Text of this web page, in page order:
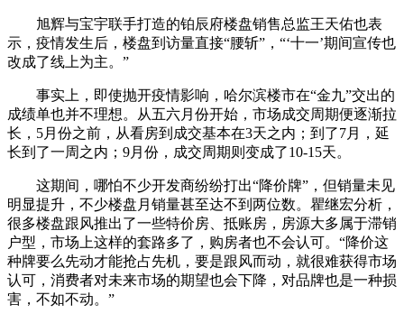
旭辉与宝宇联手打造的铂辰府楼盘销售总监王天佑也表
示，疫情发生后，楼盘到访量直接“腰斩”，“‘十一’期间宣传也
改成了线上为主。”
事实上，即使抛开疫情影响，哈尔滨楼市在“金九”交出的
成绩单也并不理想。从五六月份开始，市场成交周期便逐渐拉
长，5月份之前，从看房到成交基本在3天之内；到了7月，延
长到了一周之内；9月份，成交周期则变成了10-15天。
这期间，哪怕不少开发商纷纷打出“降价牌”，但销量未见
明显提升，不少楼盘月销量甚至达不到两位数。瞿继宏分析，
很多楼盘跟风推出了一些特价房、抵账房，房源大多属于滞销
户型，市场上这样的套路多了，购房者也不会认可。“降价这
种牌要么先动才能抢占先机，要是跟风而动，就很难获得市场
认可，消费者对未来市场的期望也会下降，对品牌也是一种损
害，不如不动。”